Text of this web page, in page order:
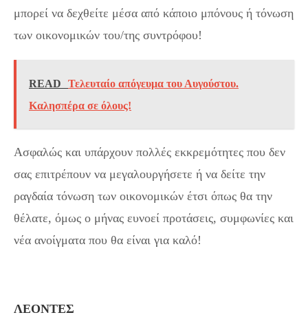
μπορεί να δεχθείτε μέσα από κάποιο μπόνους ή τόνωση
των οικονομικών του/της συντρόφου!
READ
Τελευταίο απόγευμα του Αυγούστου.
Καλησπέρα σε όλους!
Ασφαλώς και υπάρχουν πολλές εκκρεμότητες που δεν
σας επιτρέπουν να μεγαλουργήσετε ή να δείτε την
ραγδαία τόνωση των οικονομικών έτσι όπως θα την
θέλατε, όμως ο μήνας ευνοεί προτάσεις, συμφωνίες και
νέα ανοίγματα που θα είναι για καλό!
ΛΕΟΝΤΕΣ